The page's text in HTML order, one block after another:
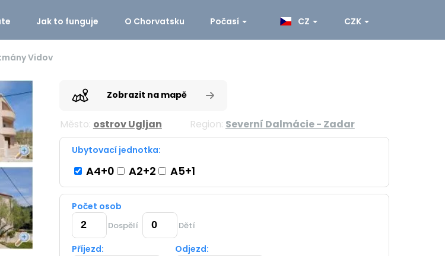
Jak to funguje O Chorvatsku Počasí CZ CZK
Vidov
Zobrazit na mapě
Město: ostrov Ugljan Region: Severní Dalmácie - Zadar
Ubytovací jednotka:
A4+0 A2+2 A5+1
Počet osob
Dospělí Dětí
Příjezd: Odjezd: